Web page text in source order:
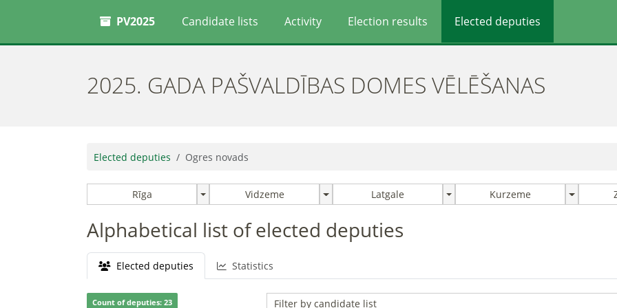
PV2025 Candidate lists Activity Election results Elected deputies
2025. GADA PAŠVALDĪBAS DOMES VĒLĒŠANAS
Elected deputies Ogres novads
Rīga Vidzeme Latgale Kurzeme
Alphabetical list of elected deputies
Elected deputies Statistics
Count of deputies: 23